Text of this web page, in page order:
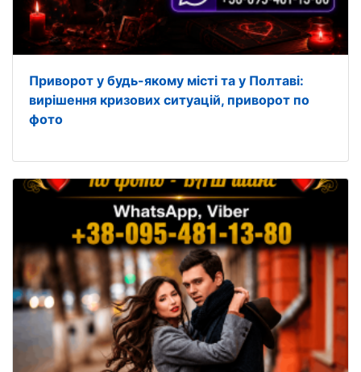
Приворот у будь-якому місті та у Полтаві:
вирішення кризових ситуацій, приворот по
фото